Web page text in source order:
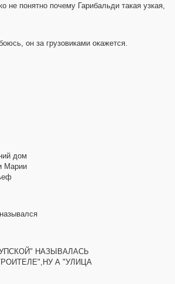
понятно почему Гарибальди такая узкая,
он за грузовиками окажется.
дом
Марии
НАЗЫВАЛАСЬ
А "УЛИЦА